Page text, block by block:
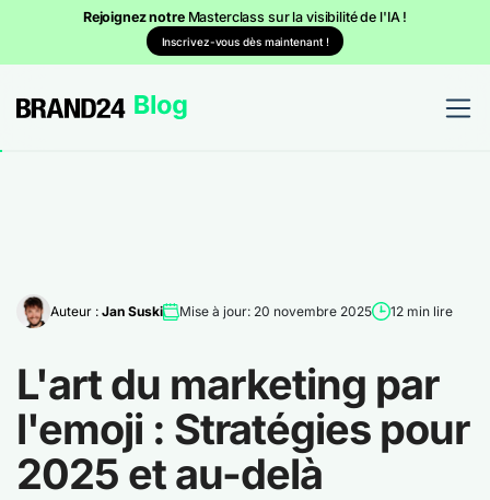
Rejoignez notre Masterclass sur la visibilité de l'IA !
Inscrivez-vous dès maintenant !
Auteur : Jan Suski Mise à jour: 20 novembre 2025 12 min lire
L'art du marketing par
l'emoji : Stratégies pour
2025 et au-delà